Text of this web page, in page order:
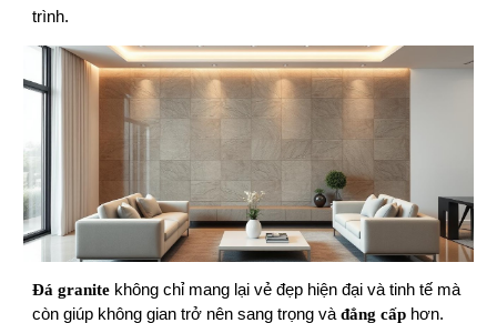
trình.
Đá granite không chỉ mang lại vẻ đẹp hiện đại và tinh tế mà
còn giúp không gian trở nên sang trọng vàđẳng cấp hơn.